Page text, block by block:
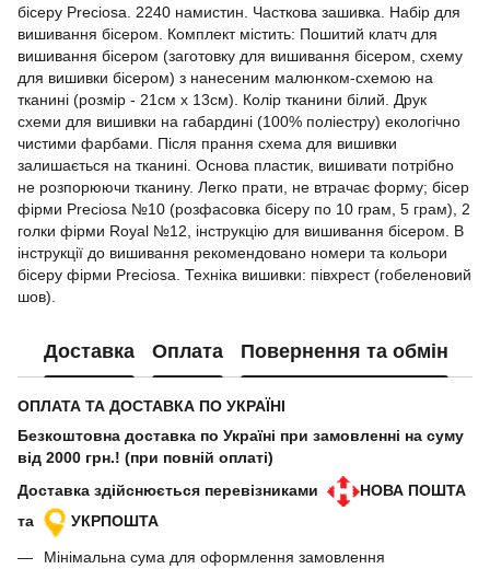
бісеру Preciosa. 2240 намистин. Часткова зашивка. Набір для
вишивання бісером. Комплект містить: Пошитий клатч для
вишивання бісером (заготовку для вишивання бісером, схему
для вишивки бісером) з нанесеним малюнком-схемою на
тканині (розмір - 21см x 13см). Колір тканини білий. Друк
схеми для вишивки на габардині (100% поліестру) екологічно
чистими фарбами. Після прання схема для вишивки
залишається на тканині. Основа пластик, вишивати потрібно
не розпорюючи тканину. Легко прати, не втрачає форму; бісер
фірми Preciosa №10 (розфасовка бісеру по 10 грам, 5 грам), 2
голки фірми Royal №12, інструкцію для вишивання бісером. В
інструкції до вишивання рекомендовано номери та кольори
бісеру фірми Preciosa. Техніка вишивки: півхрест (гобеленовий
шов).
Доставка Оплата Повернення та обмін
ОПЛАТА ТА ДОСТАВКА ПО УКРАЇНІ
Безкоштовна доставка по Україні при замовленні на суму
від 2000 грн.! (при повній оплаті)
Доставка здійснюється перевізниками
НОВА ПОШТА
та
УКРПОШТА
Мінімальна сума для оформлення замовлення